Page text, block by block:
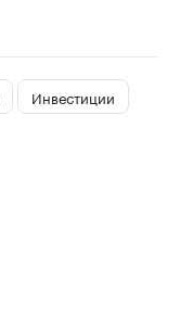
Инвестиции